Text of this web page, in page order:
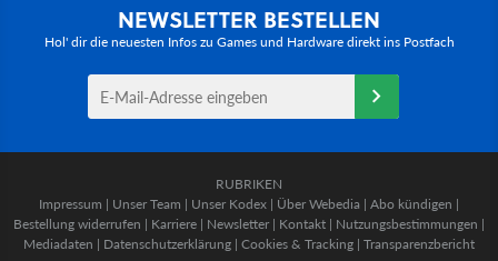
NEWSLETTER BESTELLEN
Hol' dir die neuesten Infos zu Games und Hardware direkt ins Postfach
RUBRIKEN
Impressum | Unser Team | Unser Kodex | Über Webedia | Abo kündigen |
Bestellung widerrufen | Karriere | Newsletter | Kontakt | Nutzungsbestimmungen |
Mediadaten | Datenschutzerklärung | Cookies & Tracking | Transparenzbericht